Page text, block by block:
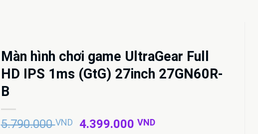
Màn hình chơi game UltraGear Full
HD IPS 1ms (GtG) 27inch 27GN60R-
B
5.790.000VND
Giá
4.399.000 VNDGiá